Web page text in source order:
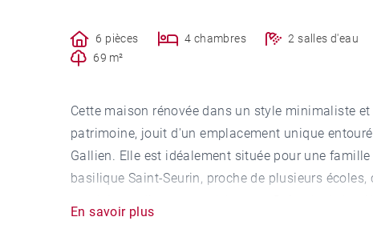
6 pièces 4 chambres 2 salles d'eau
69 m²
Cette maison rénovée dans un style minimaliste
patrimoine, jouit d'un emplacement unique
Gallien. Elle est idéalement située pour une
basilique Saint-Seurin, proche de plusieurs
En savoir plus